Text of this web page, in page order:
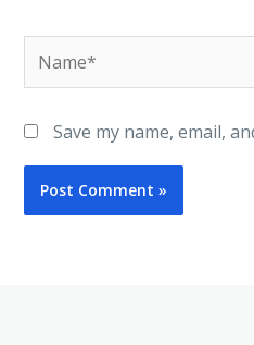
Name*
Save my name, email,